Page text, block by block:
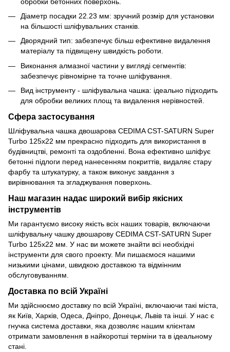
Діаметр посадки 22.23 мм: зручний розмір для установки
на більшості шліфувальних станків.
Дворядний тип: забезпечує більш ефективне видалення
матеріалу та підвищену швидкість роботи.
Виконання алмазної частини у вигляді сегментів:
забезпечує рівномірне та точне шліфування.
Вид інструменту - шліфувальна чашка: ідеально підходить
для обробки великих площ та видалення нерівностей.
Сфера застосування
Шліфувальна чашка двошарова CEDIMA CST-SATURN Super
Turbo 125х22 мм прекрасно підходить для використання в
будівництві, ремонті та оздобленні. Вона ефективно шліфує
бетонні підлоги перед нанесенням покриттів, видаляє стару
фарбу та штукатурку, а також виконує завдання з
вирівнювання та згладжування поверхонь.
Наш магазин надає широкий вибір якісних
інструментів
Ми гарантуємо високу якість всіх наших товарів, включаючи
шліфувальну чашку двошарову CEDIMA CST-SATURN Super
Turbo 125х22 мм. У нас ви можете знайти всі необхідні
інструменти для свого проекту. Ми пишаємося нашими
низькими цінами, швидкою доставкою та відмінним
обслуговуванням.
Доставка по всій Україні
Ми здійснюємо доставку по всій Україні, включаючи такі міста,
як Київ, Харків, Одеса, Дніпро, Донецьк, Львів та інші. У нас є
гнучка система доставки, яка дозволяє нашим клієнтам
отримати замовлення в найкоротші терміни та в ідеальному
стані.